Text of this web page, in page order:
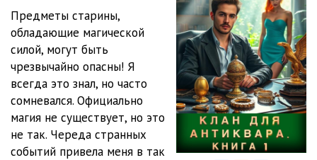
008 29:48
009 28:25
28:17
011 28:26
012 28:37
Предметы старины,
обладающие магической
силой, могут быть
чрезвычайно опасны! Я
всегда это знал, но часто
сомневался. Официально
магия не существует, но это
не так. Череда странных
событий привела меня в так